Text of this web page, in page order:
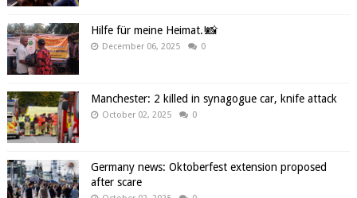
Hilfe für meine Heimat.!📸
December 06, 2025 0
Manchester: 2 killed in synagogue car, knife attack
October 02, 2025 0
Germany news: Oktoberfest extension proposed
after scare